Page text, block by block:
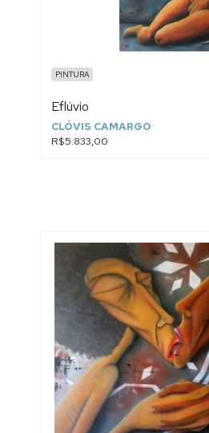
PINTURA
Eflúvio
CLÓVIS CAMARGO
R$5.833,00